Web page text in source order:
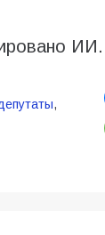
ИИ.
,